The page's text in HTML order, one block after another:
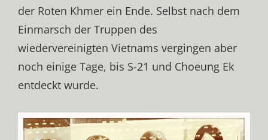
der Roten Khmer ein Ende. Selbst nach dem
Einmarsch der Truppen des
wiedervereinigten Vietnams vergingen aber
noch einige Tage, bis S-21 und Choeung Ek
entdeckt wurde.